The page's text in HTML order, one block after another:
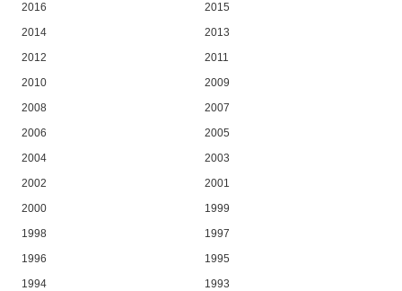
2016
2015
2014
2013
2012
2011
2010
2009
2008
2007
2006
2005
2004
2003
2002
2001
2000
1999
1998
1997
1996
1995
1994
1993